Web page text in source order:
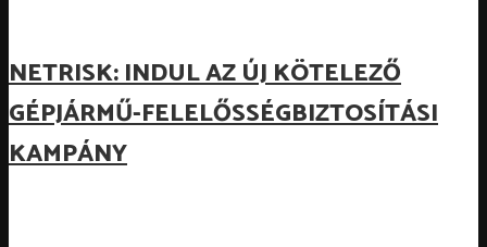
NETRISK: INDUL AZ ÚJ KÖTELEZŐ
GÉPJÁRMŰ-FELELŐSSÉGBIZTOSÍTÁSI
KAMPÁNY